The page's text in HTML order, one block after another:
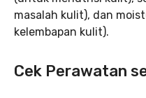
masalah kulit), dan
kelembapan kulit).
Cek Perawatan